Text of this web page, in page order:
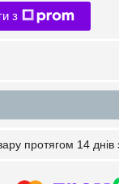
з
протягом 14 днів